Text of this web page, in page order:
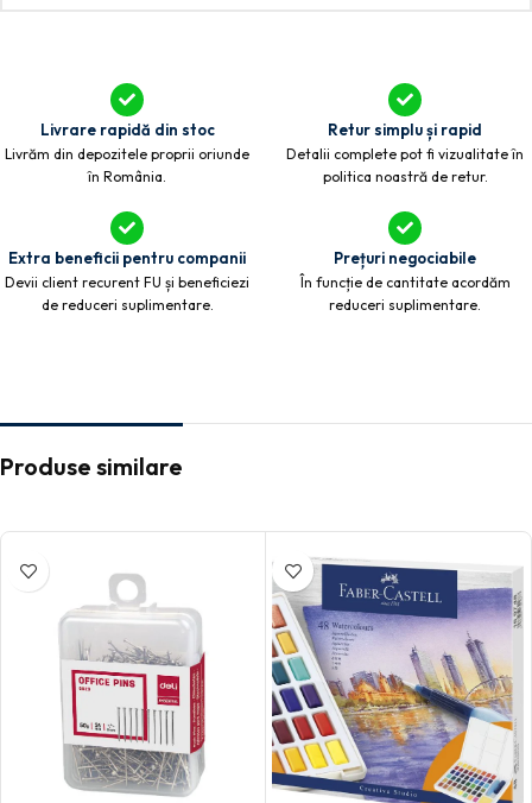
Livrare rapidă din stoc
Livrăm din depozitele proprii oriunde
în România.
Retur simplu și rapid
Detalii complete pot fi vizualitate în
politica noastră de retur.
Extra beneficii pentru companii
Devii client recurent FU și beneficiezi
de reduceri suplimentare.
Prețuri negociabile
În funcție de cantitate acordăm
reduceri suplimentare.
Produse similare